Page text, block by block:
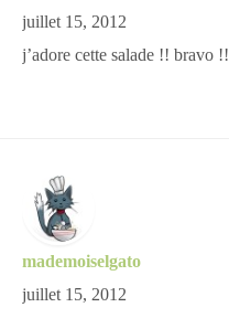
juillet 15, 2012
j’adore cette salade !! bravo !!
mademoiselgato
juillet 15, 2012